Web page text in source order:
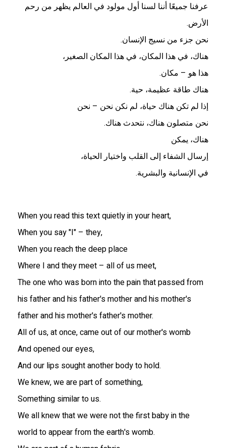
عرفنا جميعًا أننا لسنا أول مولود في العالم يظهر من رحم
الأرض.
نحن جزء من نسيج الإنسان.
هناك، في هذا المكان، في هذا المكان الصغير،
هذا هو – مكان.
هناك طاقة عظيمة، حية.
إذا لم تكن هناك حياة، لم نكن نحن – نحن
نحن متصلون هناك، نتحدث هناك.
هناك، يمكن
إرسال الشفاء إلى القلب واختيار الحياة،
في الإنسانية والبشرية.
When you read this text quietly in your heart,
When you say "I" – they,
When you reach the deep place
Where I and they meet – all of us meet,
The one who was born into the pain that passed from
his father and his father's mother and his mother's
father and his mother's father's mother.
All of us, at once, came out of our mother's womb
And opened our eyes,
And our lips sought another body to hold.
We knew, we are part of something,
Something similar to us.
We all knew that we were not the first baby in the
world to appear from the earth's womb.